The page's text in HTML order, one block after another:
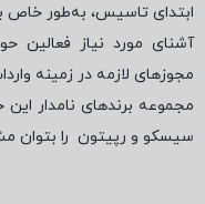
ابتدای تاسیس، به‌طور خاص
آشنای مورد نیاز فعالین
مجوزهای لازمه در زمینه
مجموعه برندهای نامدار
سیسکو و رپیتون را بتوان